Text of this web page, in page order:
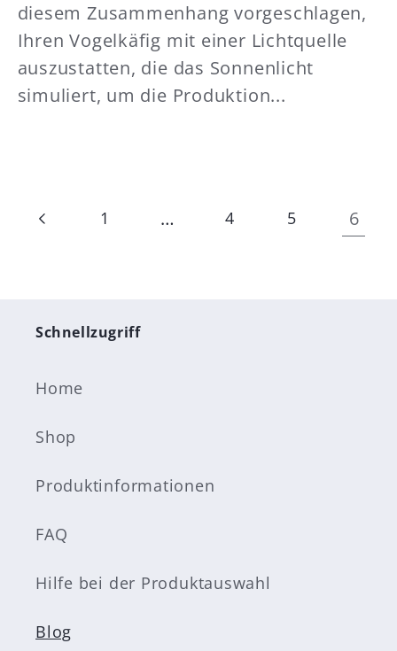
diesem Zusammenhang vorgeschlagen,
Ihren Vogelkäfig mit einer Lichtquelle
auszustatten, die das Sonnenlicht
simuliert, um die Produktion...
1 … 4 5 6
Schnellzugriff
Home
Shop
Produktinformationen
FAQ
Hilfe bei der Produktauswahl
Blog